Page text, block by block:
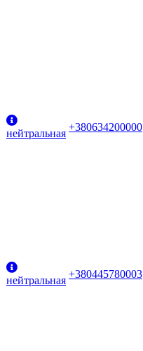
нейтральная
+380634200000
нейтральная
+380445780003